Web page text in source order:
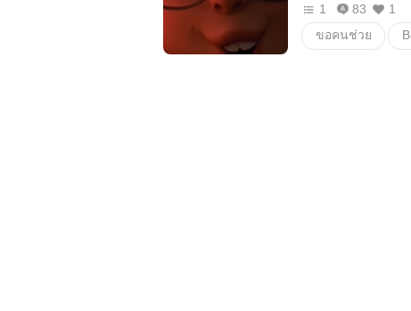
1
83
1
ขอคนช่วย